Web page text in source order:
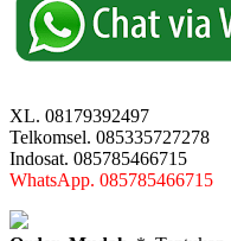
XL. 08179392497
Telkomsel. 085335727278
Indosat. 085785466715
WhatsApp. 085785466715